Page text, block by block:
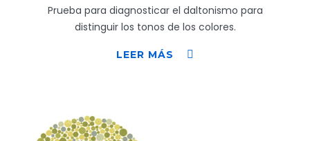
Prueba para diagnosticar el daltonismo para
distinguir los tonos de los colores.
LEER MÁS